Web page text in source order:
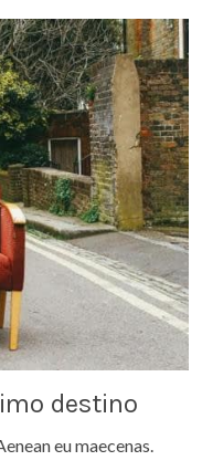
destino
eu maecenas.